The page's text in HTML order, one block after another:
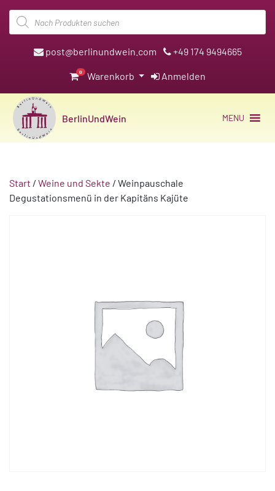
Products
search
post@berlinundwein.com +49 174 9494665
0 Warenkorb Anmelden
BerlinUndWein MENU
Start / Weine und Sekte / Weinpauschale
Degustationsmenü in der Kapitäns Kajüte